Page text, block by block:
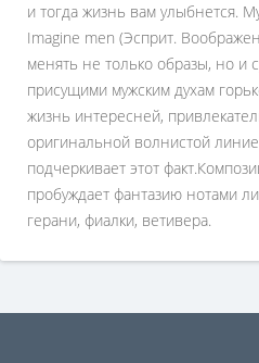
и тогда жизнь вам улыбнется.
Imagine men (Эсприт.
менять не только образы, но и
присущими мужским духам
жизнь интересней,
оригинальной волнистой
подчеркивает этот
пробуждает фантазию нотами
герани, фиалки, ветивера.